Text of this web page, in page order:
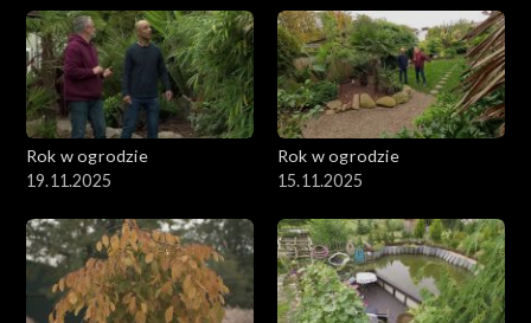
Rok w ogrodzie
19.11.2025
Rok w ogrodzie
15.11.2025